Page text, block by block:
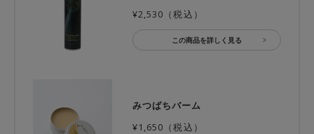
¥2,530（税込）
この商品を詳しく見る
みつばちバーム
¥1,650（税込）